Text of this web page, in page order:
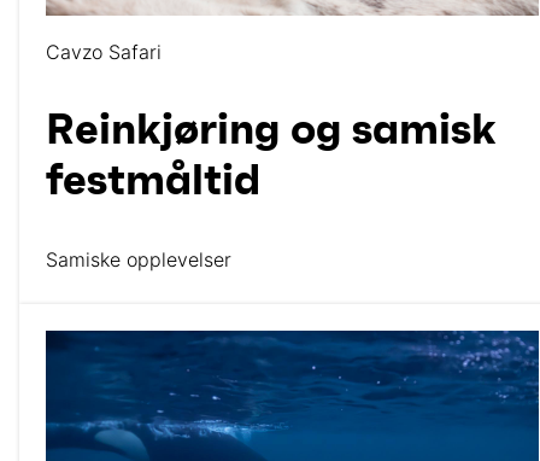
Cavzo Safari
Reinkjøring og samisk
festmåltid
Samiske opplevelser